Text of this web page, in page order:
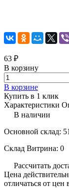
63 ₽
В корзину
В корзине
Купить в 1 клик
Характеристики
В наличии
Основной склад: 51
Склад Витрина: 0
Рассчитать
Цена
отличаться от